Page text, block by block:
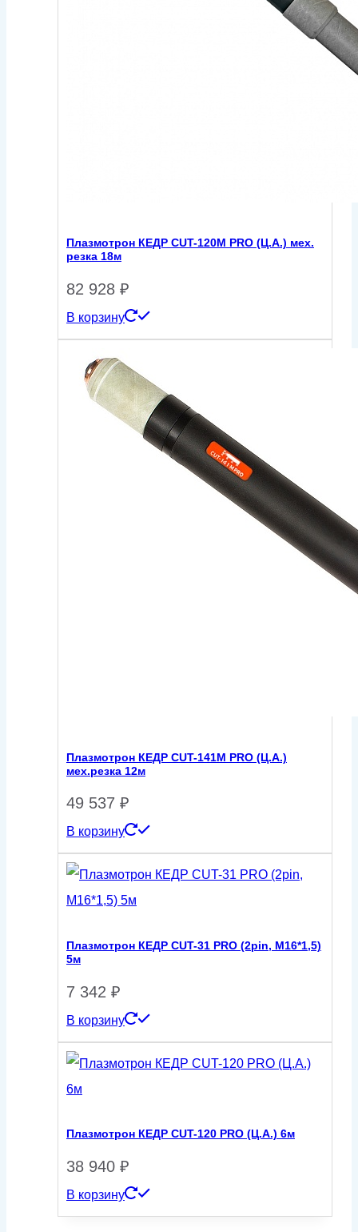
Плазмотрон КЕДР CUT-120M PRO (Ц.А.) мех.
резка 18м
82 928 ₽
В корзину
Плазмотрон КЕДР CUT-141M PRO (Ц.А.)
мех.резка 12м
49 537 ₽
В корзину
Плазмотрон КЕДР CUT-31 PRO (2pin, M16*1,5)
5м
7 342 ₽
В корзину
Плазмотрон КЕДР CUT-120 PRO (Ц.А.) 6м
38 940 ₽
В корзину